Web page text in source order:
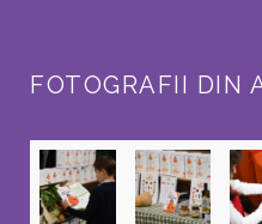
FOTOGRAFII DIN